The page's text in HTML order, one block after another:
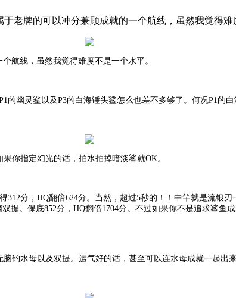
老牌的可以冲分兼顾成就的一个航线，虽然我觉得难
航线，虽然我觉得难度不是一个水平。
的幽灵鲨以及P3的白海锤头鲨怎么也差不多够了。何况P1的
你指定幻光的话，拍水拍掉暗淡鲨就OK。
312分，HQ翻倍624分。当然，超过5秒的！！中竿就是流银
提。保底852分，HQ翻倍1704分。不过如果你不是追求鲨鱼
钓水母以及双提。运气好的话，甚至可以连水母成就一起出